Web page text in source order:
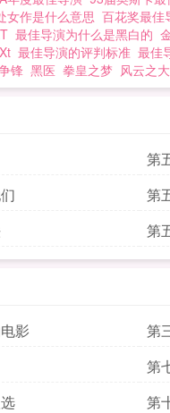
女作是什么意思 百花奖最佳
最佳导演为什么是黑白的
最佳导演的评判标准 最佳
锋 黑医 拳皇之梦 风云之
第
第
第
影 第
第
第